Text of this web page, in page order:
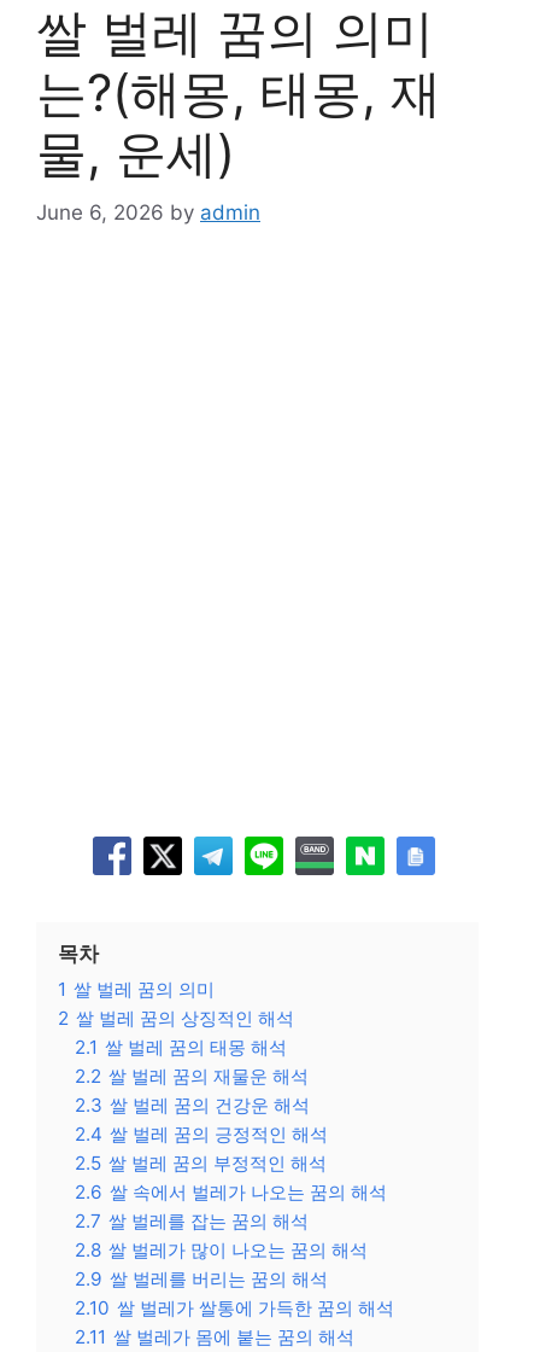
쌀 벌레 꿈의 의미
는?(해몽, 태몽, 재
물, 운세)
June 6, 2026 by admin
목차
1 쌀 벌레 꿈의 의미
2 쌀 벌레 꿈의 상징적인 해석
2.1 쌀 벌레 꿈의 태몽 해석
2.2 쌀 벌레 꿈의 재물운 해석
2.3 쌀 벌레 꿈의 건강운 해석
2.4 쌀 벌레 꿈의 긍정적인 해석
2.5 쌀 벌레 꿈의 부정적인 해석
2.6 쌀 속에서 벌레가 나오는 꿈의 해석
2.7 쌀 벌레를 잡는 꿈의 해석
2.8 쌀 벌레가 많이 나오는 꿈의 해석
2.9 쌀 벌레를 버리는 꿈의 해석
2.10 쌀 벌레가 쌀통에 가득한 꿈의 해석
2.11 쌀 벌레가 몸에 붙는 꿈의 해석